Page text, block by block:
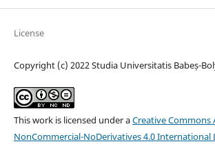
License
Copyright (c) 2022 Studia Universitatis Babeș-
This work is licensed under aCreative
NonCommercial-NoDerivatives 4.0 International